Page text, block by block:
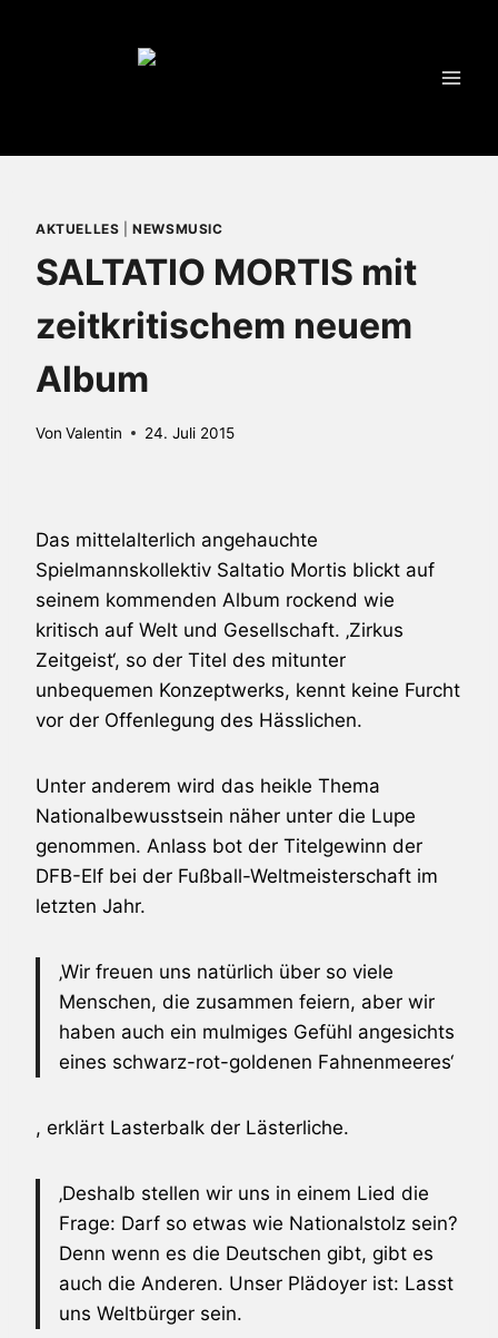
AKTUELLES |NEWSMUSIC
SALTATIO MORTIS mit
zeitkritischem neuem
Album
Von Valentin 24. Juli 2015
Das mittelalterlich angehauchte
Spielmannskollektiv Saltatio Mortis blickt auf
seinem kommenden Album rockend wie
kritisch auf Welt und Gesellschaft. ‚Zirkus
Zeitgeist‘, so der Titel des mitunter
unbequemen Konzeptwerks, kennt keine Furcht
vor der Offenlegung des Hässlichen.
Unter anderem wird das heikle Thema
Nationalbewusstsein näher unter die Lupe
genommen. Anlass bot der Titelgewinn der
DFB-Elf bei der Fußball-Weltmeisterschaft im
letzten Jahr.
‚Wir freuen uns natürlich über so viele
Menschen, die zusammen feiern, aber wir
haben auch ein mulmiges Gefühl angesichts
eines schwarz-rot-goldenen Fahnenmeeres‘
, erklärt Lasterbalk der Lästerliche.
‚Deshalb stellen wir uns in einem Lied die
Frage: Darf so etwas wie Nationalstolz sein?
Denn wenn es die Deutschen gibt, gibt es
auch die Anderen. Unser Plädoyer ist: Lasst
uns Weltbürger sein.